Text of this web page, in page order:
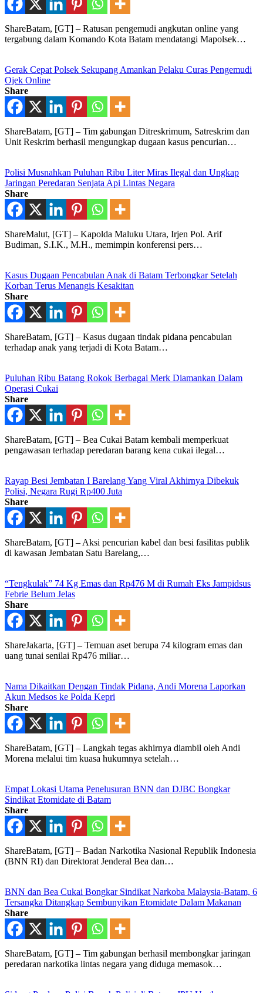
ShareBatam, [GT] – Ratusan pengemudi angkutan online yang
tergabung dalam Komando Kota Batam mendatangi Mapolsek…
Gerak Cepat Polsek Sekupang Amankan Pelaku Curas Pengemudi
Ojek Online
Share
ShareBatam, [GT] – Tim gabungan Ditreskrimum, Satreskrim dan
Unit Reskrim berhasil mengungkap dugaan kasus pencurian…
Polisi Musnahkan Puluhan Ribu Liter Miras Ilegal dan Ungkap
Jaringan Peredaran Senjata Api Lintas Negara
Share
ShareMalut, [GT] – Kapolda Maluku Utara, Irjen Pol. Arif
Budiman, S.I.K., M.H., memimpin konferensi pers…
Kasus Dugaan Pencabulan Anak di Batam Terbongkar Setelah
Korban Terus Menangis Kesakitan
Share
ShareBatam, [GT] – Kasus dugaan tindak pidana pencabulan
terhadap anak yang terjadi di Kota Batam…
Puluhan Ribu Batang Rokok Berbagai Merk Diamankan Dalam
Operasi Cukai
Share
ShareBatam, [GT] – Bea Cukai Batam kembali memperkuat
pengawasan terhadap peredaran barang kena cukai ilegal…
Rayap Besi Jembatan I Barelang Yang Viral Akhirnya Dibekuk
Polisi, Negara Rugi Rp400 Juta
Share
ShareBatam, [GT] – Aksi pencurian kabel dan besi fasilitas publik
di kawasan Jembatan Satu Barelang,…
“Tengkulak” 74 Kg Emas dan Rp476 M di Rumah Eks Jampidsus
Febrie Belum Jelas
Share
ShareJakarta, [GT] – Temuan aset berupa 74 kilogram emas dan
uang tunai senilai Rp476 miliar…
Nama Dikaitkan Dengan Tindak Pidana, Andi Morena Laporkan
Akun Medsos ke Polda Kepri
Share
ShareBatam, [GT] – Langkah tegas akhirnya diambil oleh Andi
Morena melalui tim kuasa hukumnya setelah…
Empat Lokasi Utama Penelusuran BNN dan DJBC Bongkar
Sindikat Etomidate di Batam
Share
ShareBatam, [GT] – Badan Narkotika Nasional Republik Indonesia
(BNN RI) dan Direktorat Jenderal Bea dan…
BNN dan Bea Cukai Bongkar Sindikat Narkoba Malaysia-Batam, 6
Tersangka Ditangkap Sembunyikan Etomidate Dalam Makanan
Share
ShareBatam, [GT] – Tim gabungan berhasil membongkar jaringan
peredaran narkotika lintas negara yang diduga memasok…